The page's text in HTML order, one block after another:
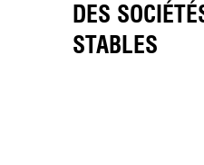
DES
STABLES